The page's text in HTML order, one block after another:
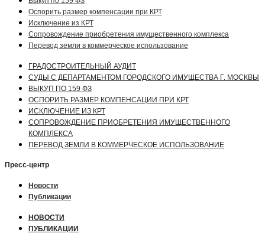
Оспорить размер компенсации при КРТ
Исключение из КРТ
Сопровождение приобретения имущественного комплекса
Перевод земли в коммерческое использование
ГРАДОСТРОИТЕЛЬНЫЙ АУДИТ
СУДЫ С ДЕПАРТАМЕНТОМ ГОРОДСКОГО ИМУЩЕСТВА Г. МОСКВЫ
ВЫКУП ПО 159 ФЗ
ОСПОРИТЬ РАЗМЕР КОМПЕНСАЦИИ ПРИ КРТ
ИСКЛЮЧЕНИЕ ИЗ КРТ
СОПРОВОЖДЕНИЕ ПРИОБРЕТЕНИЯ ИМУЩЕСТВЕННОГО
КОМПЛЕКСА
ПЕРЕВОД ЗЕМЛИ В КОММЕРЧЕСКОЕ ИСПОЛЬЗОВАНИЕ
Пресс-центр
Новости
Публикации
НОВОСТИ
ПУБЛИКАЦИИ